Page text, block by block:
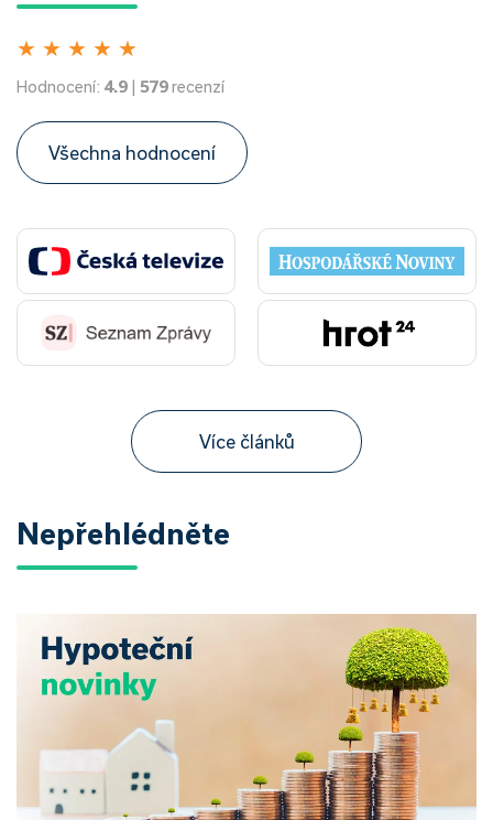
★ ★ ★ ★ ★
Hodnocení: 4.9 | 579recenzí
Všechna hodnocení
Více článků
Nepřehlédněte